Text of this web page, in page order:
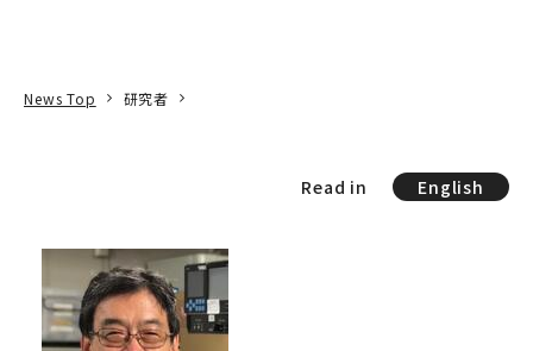
News Top 研究者
Read in English